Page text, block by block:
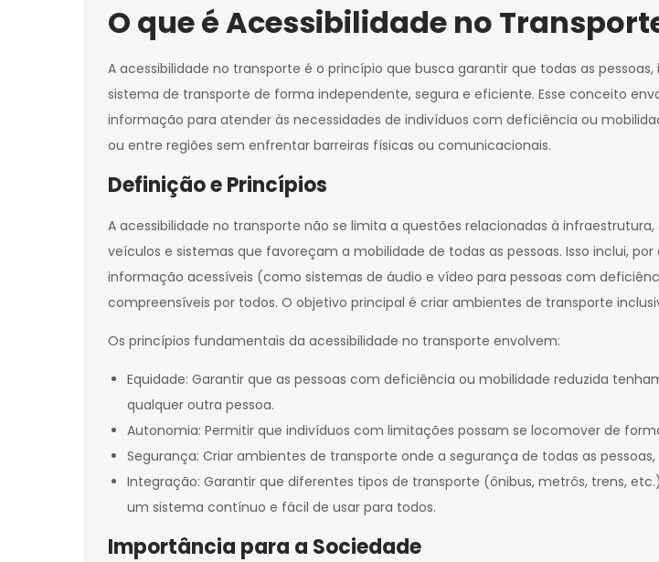
O que é Acessibilidade no
A acessibilidade no transporte é o princípio que busca garantir que todas as
sistema de transporte de forma independente, segura e eficiente. Esse conceito
informação para atender às necessidades de indivíduos com deficiência ou
ou entre regiões sem enfrentar barreiras físicas ou comunicacionais.
Definição e Princípios
A acessibilidade no transporte não se limita a questões relacionadas à
veículos e sistemas que favoreçam a mobilidade de todas as pessoas. Isso inclui,
informação acessíveis (como sistemas de áudio e vídeo para pessoas com
compreensíveis por todos. O objetivo principal é criar ambientes de transporte
Os princípios fundamentais da acessibilidade no transporte envolvem:
Equidade: Garantir que as pessoas com deficiência ou mobilidade reduzida
qualquer outra pessoa.
Autonomia: Permitir que indivíduos com limitações possam se locomover de
Segurança: Criar ambientes de transporte onde a segurança de todas as
Integração: Garantir que diferentes tipos de transporte (ônibus, metrôs, trens,
um sistema contínuo e fácil de usar para todos.
Importância para a Sociedade